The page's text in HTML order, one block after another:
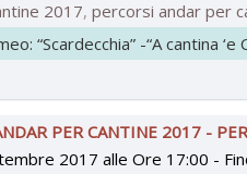
2017,percorsi andar per
“Scardecchia” -“A cantina ‘e
PER CANTINE 2017 -
2017 alle Ore 17:00 -